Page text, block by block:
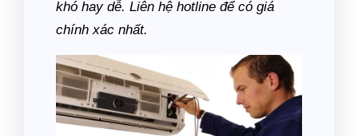
khó hay dễ. Liên hệ hotline để có giá
chính xác nhất.